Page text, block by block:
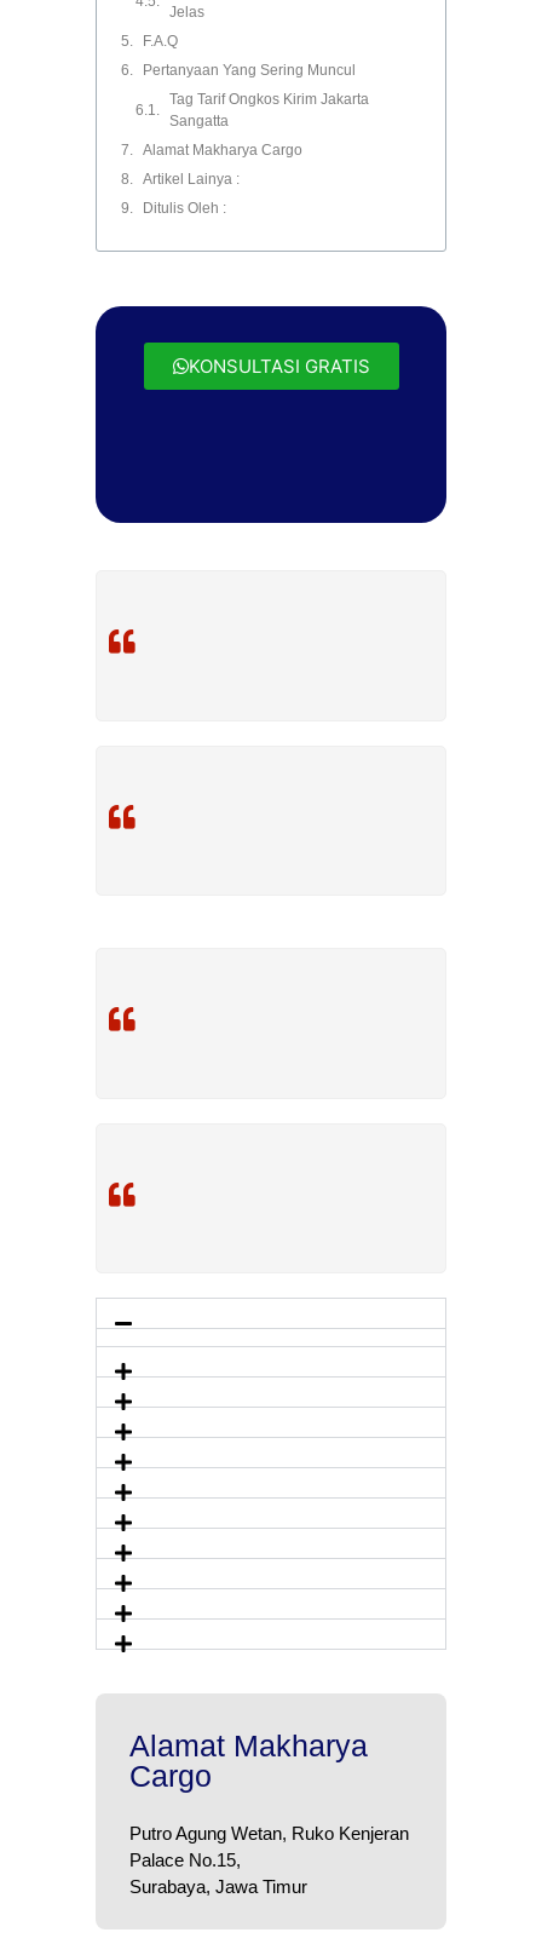
Jelas
F.A.Q
Pertanyaan Yang Sering Muncul
Tag Tarif Ongkos Kirim Jakarta
Sangatta
Alamat Makharya Cargo
Artikel Lainya :
Ditulis Oleh :
KONSULTASI GRATIS
Alamat Makharya
Cargo
Putro Agung Wetan, Ruko Kenjeran
Palace No.15,
Surabaya, Jawa Timur